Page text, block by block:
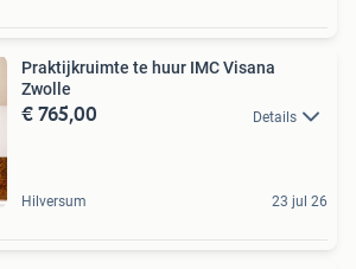
Praktijkruimte te huur IMC Visana
Zwolle
€ 765,00 Details
Hilversum 23 jul 26